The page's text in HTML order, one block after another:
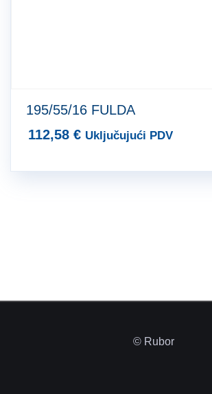
195/55/16 FULDA
112,58 € Uključujući PDV
© Rubor